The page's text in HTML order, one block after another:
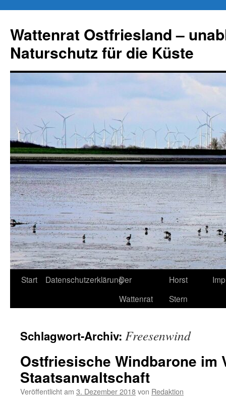
springen
Wattenrat Ostfriesland –
Naturschutz für die Küste
Start DatenschutzerklärungDer
Wattenrat
Horst
Stern
Schlagwort-Archiv: Freesenwind
Ostfriesische Windbarone im
Staatsanwaltschaft
Veröffentlicht am 3. Dezember 2018von Redaktion